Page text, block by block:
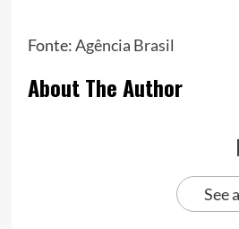
Fonte:Agência Brasil
About The Author
See